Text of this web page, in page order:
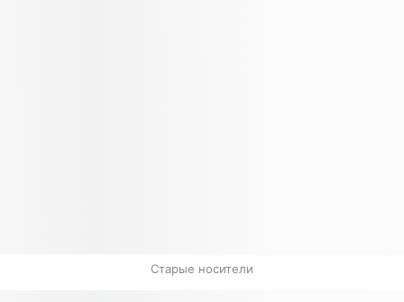
Старые носители